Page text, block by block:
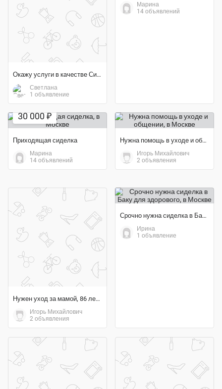
Окажу услуги в качестве Сиделки для бабушки
Светлана
1 объявление
Марина
14 объявлений
30 000 ₽
Приходящая сиделка
Марина
14 объявлений
Нужна помощь в уходе и общении
Игорь Михайлович
2 объявления
Нужен уход за мамой, 86 лет в городе Нлвогрудок
Игорь Михайлович
2 объявления
Срочно нужна сиделка в Баку для здорового
Ирина
1 объявление